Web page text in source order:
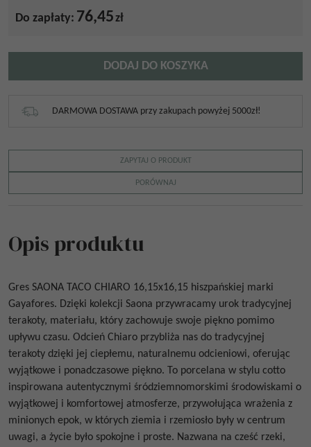
Do zapłaty: 76,45zł
DODAJ DO KOSZYKA
DARMOWA DOSTAWA przy zakupach powyżej 5000zł!
ZAPYTAJ O PRODUKT
PORÓWNAJ
Opis produktu
Gres SAONA TACO CHIARO 16,15x16,15 hiszpańskiej marki
Gayafores. Dzięki kolekcji Saona przywracamy urok tradycyjnej
terakoty, materiału, który zachowuje swoje piękno pomimo
upływu czasu. Odcień Chiaro przybliża nas do tradycyjnej
terakoty dzięki jej ciepłemu, naturalnemu odcieniowi, oferując
wyjątkowe i ponadczasowe piękno. To porcelana w stylu cotto
inspirowana autentycznymi śródziemnomorskimi środowiskami o
wyjątkowej i komfortowej atmosferze, przywołująca wrażenia z
minionych epok, w których ziemia i rzemiosło były w centrum
uwagi, a życie było spokojne i proste. Nazwana na cześć rzeki,